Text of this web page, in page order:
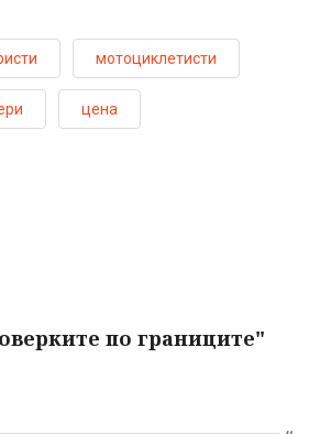
мотоциклетисти
цена
по границите"